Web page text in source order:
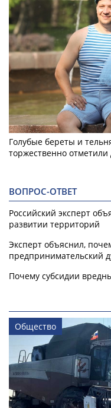
Голубые береты и
торжественно
ВОПРОС-ОТВЕТ
Российский эксперт
развитии территорий
Эксперт объяснил,
предпринимательский
Почему субсидии
Общество